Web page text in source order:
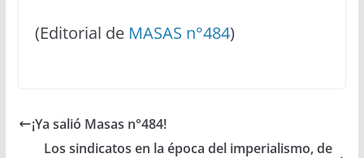
(Editorial de MASAS n°484)
¡Ya salió Masas n°484!
Los sindicatos en la época del imperialismo, de